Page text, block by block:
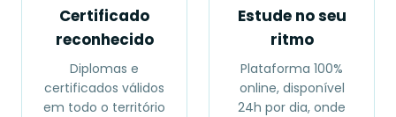
Certificado
reconhecido
Diplomas e
certificados válidos
em todo o território
Estude no seu
ritmo
Plataforma 100%
online, disponível
24h por dia, onde